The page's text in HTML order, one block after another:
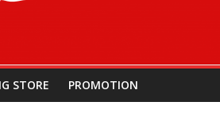
STORE PROMOTION